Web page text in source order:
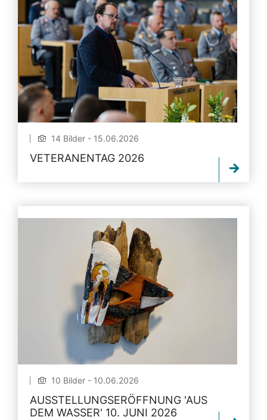
14 Bilder - 15.06.2026
VETERANENTAG 2026
10 Bilder - 10.06.2026
AUSSTELLUNGSERÖFFNUNG 'AUS
DEM WASSER' 10. JUNI 2026